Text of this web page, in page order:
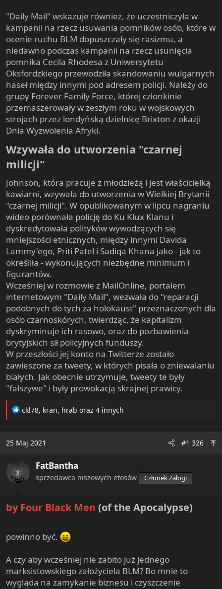
"Daily Mail" wskazuje również, że uczestniczyła w
kampanii na rzecz usuwania pomników osób, które w
ocenie ruchu BLM dopuszczały się rasizmu, a
niedawno podczas kampanii na rzecz usunięcia
pomnika Cecila Rhodesa z Uniwersytetu
Oksfordzkiego przewodziła skandowaniu wulgarnych
haseł między innymi pod adresem policji. Należy do
grupy Forever Family Force, której członkinie
przemaszerowały w zeszłym roku w wojskowych
strojach przez londyńską dzielnicę Brixton z okazji
Dnia Wyzwolenia Afryki.
Wzywała do utworzenia "czarnej
milicji"​
Johnson, która pracuje z młodzieżą i jest właścicielką
kawiarni, wzywała do utworzenia w Wielkiej Brytanii
"czarnej milicji". W opublikowanym w lipcu nagraniu
wideo porównała policję do Ku Klux Klanu i
dyskredytowała polityków wywodzących się
mniejszości etnicznych, między innymi Davida
Lammy'ego, Priti Patel i Sadiqa Khana jako - jak to
określiła - wykonujących niezbędne minimum i
figurantów.
Wcześniej w rozmowie z MailOnline, portalem
internetowym "Daily Mail", wezwała do "reparacji
podobnych do tych za holokaust" przeznaczonych dla
osób czarnoskórych, twierdząc, że kapitalizm
dyskryminuje ich rasowo, oraz do pozbawienia
brytyjskich sił policyjnych funduszy.
W przeszłości jej konto na Twitterze zostało
zawieszone za tweety, w których pisała o zniewalaniu
białych. Jak obecnie utrzymuje, tweety te były
"fałszywe" i były prowokacją skrajnej prawicy.
R
t
o
n
s
ckl78, kran, hrab oraz 4 innych
25 Maj 2021 #1 326
FatBantha
sprzedawca niszowych etosów Członek Załogi
by Four Black Men (of the Apocalypse)​
powinno być.
A czy aby wcześniej nie zabito już jednego
marksistowskiego założyciela BLM? Bo mnie to
wygląda na zamykanie biznesu i czyszczenie